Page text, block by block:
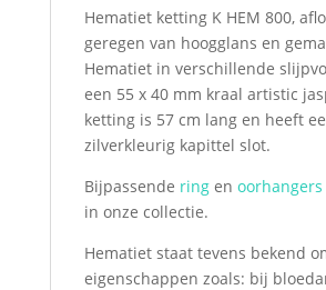
Hematiet ketting K HEM 800,
geregen van hoogglans en
Hematiet in verschillende
een 55 x 40 mm kraal artistic
ketting is 57 cm lang en heeft
zilverkleurig kapittel slot.
Bijpassende ringen oorhangers
in onze collectie.
Hematiet staat tevens bekend
eigenschappen zoals: bij